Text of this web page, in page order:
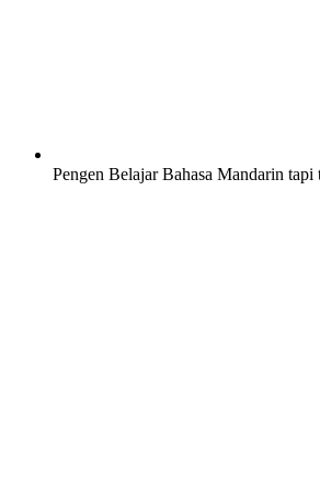
Pengen Belajar Bahasa Mandarin